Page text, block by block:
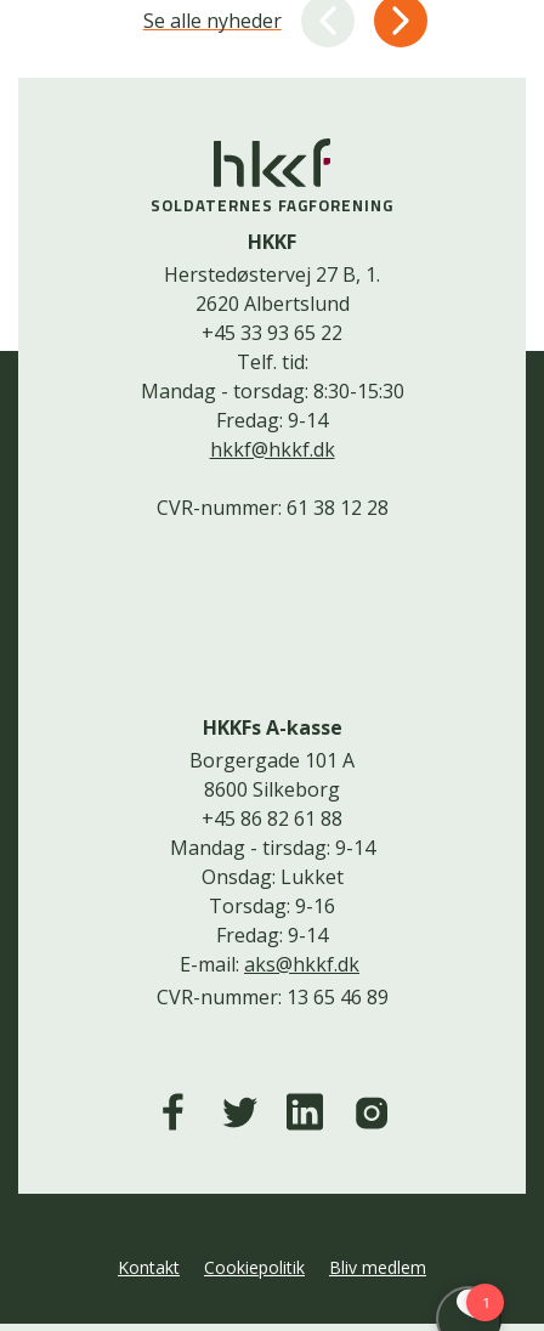
Se alle nyheder
SOLDATERNES FAGFORENING
HKKF
Herstedøstervej 27 B, 1.
2620 Albertslund
+45 33 93 65 22
Telf. tid:
Mandag - torsdag: 8:30-15:30
Fredag: 9-14
hkkf@hkkf.dk
CVR-nummer: 61 38 12 28
HKKFs A-kasse
Borgergade 101 A
8600 Silkeborg
+45 86 82 61 88
Mandag - tirsdag: 9-14
Onsdag: Lukket
Torsdag: 9-16
Fredag: 9-14
E-mail: aks@hkkf.dk
CVR-nummer: 13 65 46 89
Kontakt Cookiepolitik Bliv medlem